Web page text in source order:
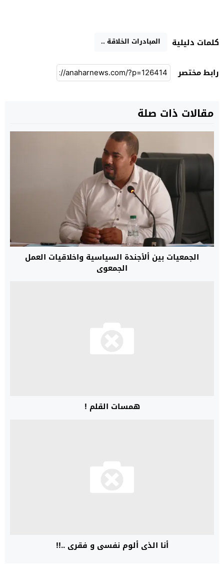
كلمات دليلية المبادرات الخلاقة ..
رابط مختصر
مقالات ذات صلة
الجمعيات بين ألأجندة السياسية واخلاقيات العمل
الجمعوي
همسات القلم !
أنا الذي ألوم نفسي و فقري ..!!